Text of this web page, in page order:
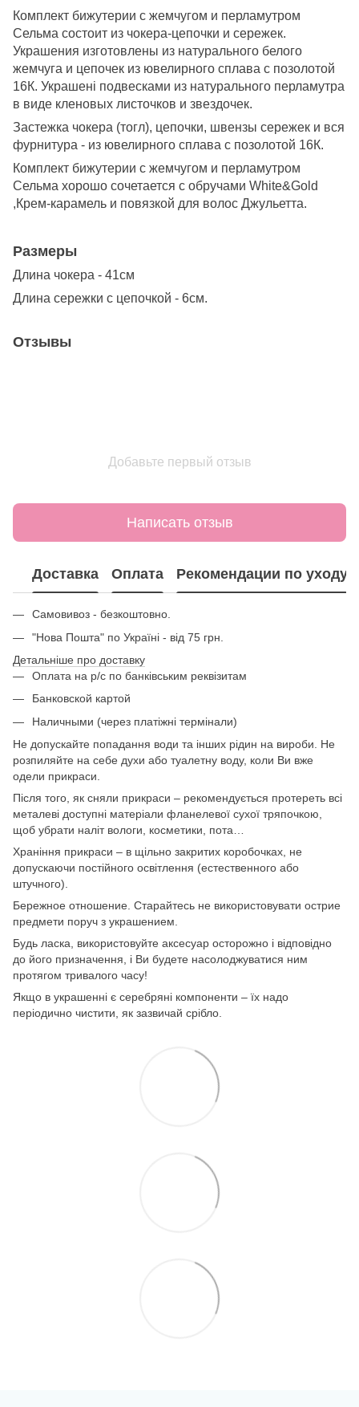
Комплект бижутерии с жемчугом и перламутром
Сельма состоит из чокера-цепочки и сережек.
Украшения изготовлены из натурального белого
жемчуга и цепочек из ювелирного сплава с позолотой
16К. Украшені подвесками из натурального перламутра
в виде кленовых листочков и звездочек.
Застежка чокера (тогл), цепочки, швензы сережек и вся
фурнитура - из ювелирного сплава с позолотой 16К.
Комплект бижутерии с жемчугом и перламутром
Сельма хорошо сочетается с обручами White&Gold
,Крем-карамель и повязкой для волос Джульетта.
Размеры
Длина чокера - 41см
Длина сережки с цепочкой - 6см.
Отзывы
Добавьте первый отзыв
Написать отзыв
Доставка Оплата Рекомендации по уходу
Самовивоз - безкоштовно.
"Нова Пошта" по Україні - від 75 грн.
Детальніше про доставку
Оплата на р/с по банківським реквізитам
Банковской картой
Наличными (через платіжні термінали)
Не допускайте попадання води та інших рідин на вироби. Не
розпиляйте на себе духи або туалетну воду, коли Ви вже
одели прикраси.
Після того, як сняли прикраси – рекомендується протереть всі
металеві доступні матеріали фланелевої сухої тряпочкою,
щоб убрати наліт вологи, косметики, пота…
Храніння прикраси – в щільно закритих коробочках, не
допускаючи постійного освітлення (естественного або
штучного).
Бережное отношение. Старайтесь не використовувати острие
предмети поруч з украшением.
Будь ласка, використовуйте аксесуар осторожно і відповідно
до його призначення, і Ви будете насолоджуватися ним
протягом тривалого часу!
Якщо в украшенні є серебряні компоненти – їх надо
періодично чистити, як зазвичай срібло.